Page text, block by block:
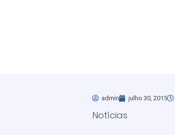
admin julho 30, 2015
Notícias